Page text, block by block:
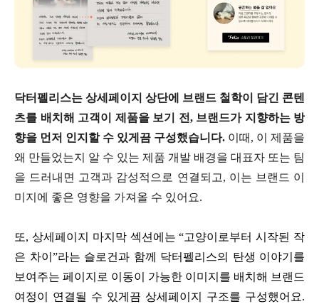
닥터펠리스는 상세페이지 상단에 브랜드 철학이 담긴 콘텐
츠를 배치해 고객이 제품을 보기 전, 브랜드가 지향하는 방
향을 먼저 인지할 수 있게끔 구성했습니다. 이때, 이 제품을
왜 만들었는지 알 수 있는 제품 개발 배경을 대표자 또는 팀
을 드러내면 고객과 감성적으로 연결되고, 이는 브랜드 이
미지에 좋은 영향을 가져올 수 있어요.
또, 상세페이지 마지막 섹션에는 “고양이로부터 시작된 작
은 차이”라는 슬로건과 함께 닥터펠리스의 탄생 이야기를
보여주는 페이지로 이동이 가능한 이미지를 배치해 브랜드
여정이 연결될 수 있게끔 상세페이지 구조를 구성했어요.